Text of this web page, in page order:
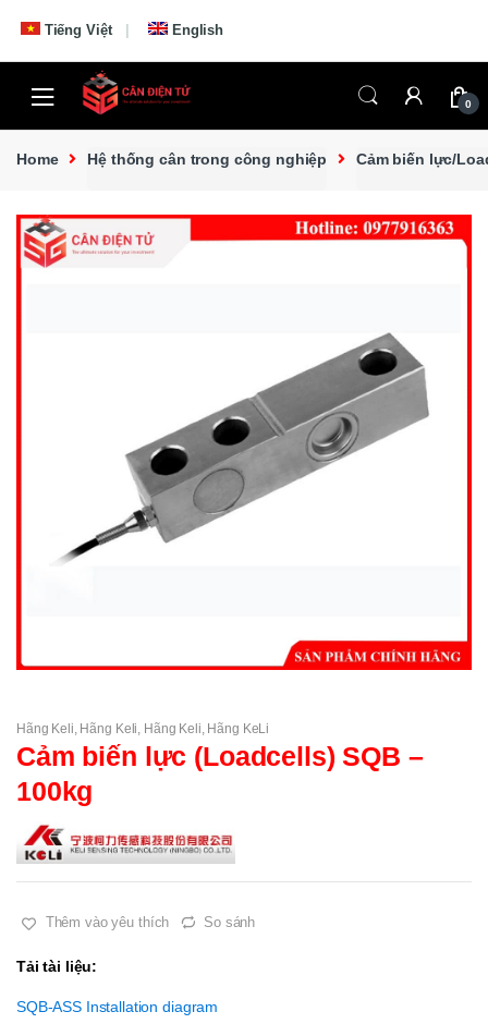
Tiếng Việt English
0
Home Hệ thống cân trong công nghiệp Cảm biến lực/
Hãng Keli, Hãng Keli, Hãng Keli, Hãng KeLi
Cảm biến lực (Loadcells) SQB –
100kg
Thêm vào yêu thích So sánh
Tải tài liệu:
SQB-ASS Installation diagram